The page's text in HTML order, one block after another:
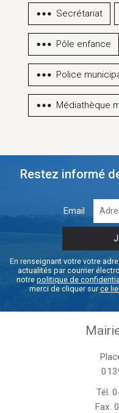
Secrétariat
Pôle enfance
Police
Médiathèque
Restez informé
Email
En renseignant votre votre
actualités par courrier
notre politique de
merci de cliquer surce
Tél.
Fax.